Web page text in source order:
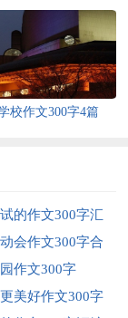
校作文300字4篇
试的作文300字汇
动会作文300字合
作文300字
美好作文300字